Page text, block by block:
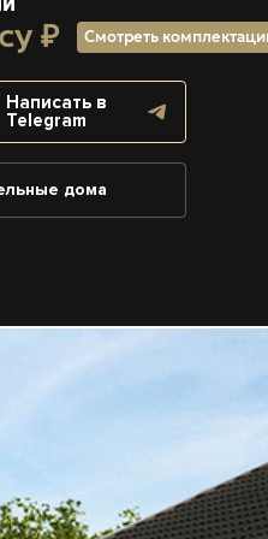
₽ Смотреть
Написать в
Telegram
дома